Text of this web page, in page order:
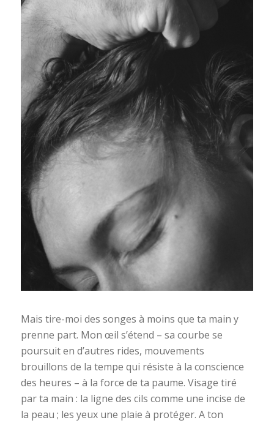
Mais tire-moi des songes à moins que ta main y
prenne part. Mon œil s’étend – sa courbe se
poursuit en d’autres rides, mouvements
brouillons de la tempe qui résiste à la conscience
des heures – à la force de ta paume. Visage tiré
par ta main : la ligne des cils comme une incise de
la peau ; les yeux une plaie à protéger. A ton